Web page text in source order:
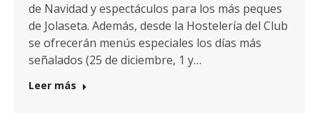
de Navidad y espectáculos para los más peques
de Jolaseta. Además, desde la Hostelería del Club
se ofrecerán menús especiales los días más
señalados (25 de diciembre, 1 y…
Leer más